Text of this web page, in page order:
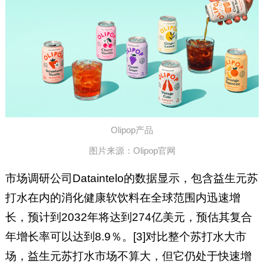
Olipop产品
图片来源：Olipop官网
市场调研公司Dataintelo的数据显示，包含益生元苏
打水在内的消化健康软饮料在全球范围内迅速增
长，预计到2032年将达到274亿美元，预估其复合
年增长率可以达到8.9％。[3]对比整个苏打水大市
场，益生元苏打水市场不算大，但它仍处于快速增